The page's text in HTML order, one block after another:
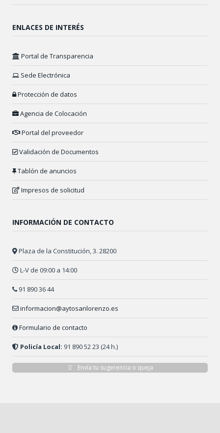
ENLACES DE INTERÉS
Portal de Transparencia
Sede Electrónica
Protección de datos
Agencia de Colocación
Portal del proveedor
Validación de Documentos
Tablón de anuncios
Impresos de solicitud
INFORMACIÓN DE CONTACTO
Plaza de la Constitución, 3. 28200
L-V de 09:00 a 14:00
91 890 36 44
informacion@aytosanlorenzo.es
Formulario de contacto
Policía Local: 91 890 52 23 (24 h.)
Envía tu sugerencia o queja